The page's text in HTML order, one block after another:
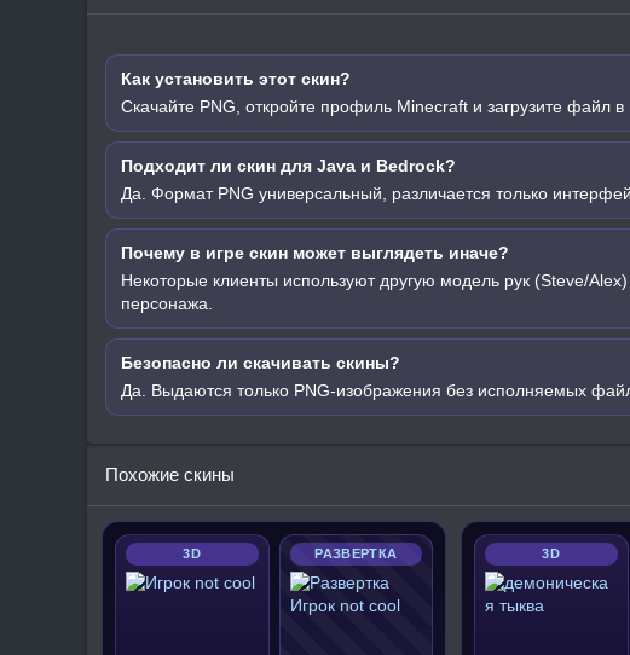
Как установить этот скин?
Скачайте PNG, откройте профиль Minecraft и загрузите файл
Подходит ли скин для Java и Bedrock?
Да. Формат PNG универсальный, различается только
Почему в игре скин может выглядеть иначе?
Некоторые клиенты используют другую модель рук (Steve/
персонажа.
Безопасно ли скачивать скины?
Да. Выдаются только PNG-изображения без исполняемых
Похожие скины
3D РАЗВЕРТКА 3D